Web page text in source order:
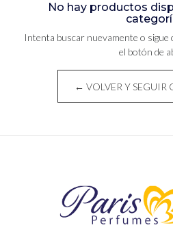
No hay productos
Intenta buscar nuevamente o sigue
el botón de
← VOLVER Y SEGUIR